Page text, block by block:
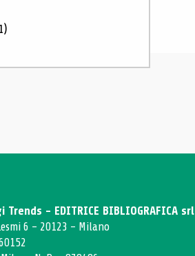
- EDITRICE BIBLIOGRAFICA srl
6 - 20123 - Milano